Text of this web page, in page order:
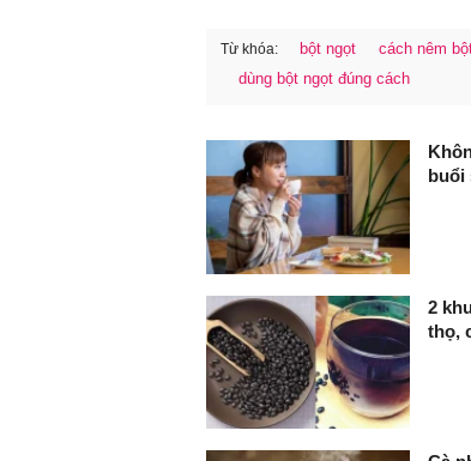
FaceBook
Từ khóa: bột ngọt cách nêm
dùng bột ngọt đúng cách
buổi
2
thọ,